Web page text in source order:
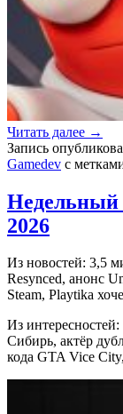
Читать далее →
Запись
Gamedev с
Недельный
2026
Из новостей: 3,5
Resynced, анонс
Steam, Playtika
Из
Сибирь, актёр
кода GTA Vice